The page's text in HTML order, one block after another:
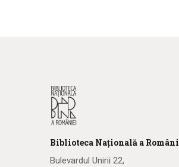
Biblioteca Națională a R
Bulevardul Unirii 22,